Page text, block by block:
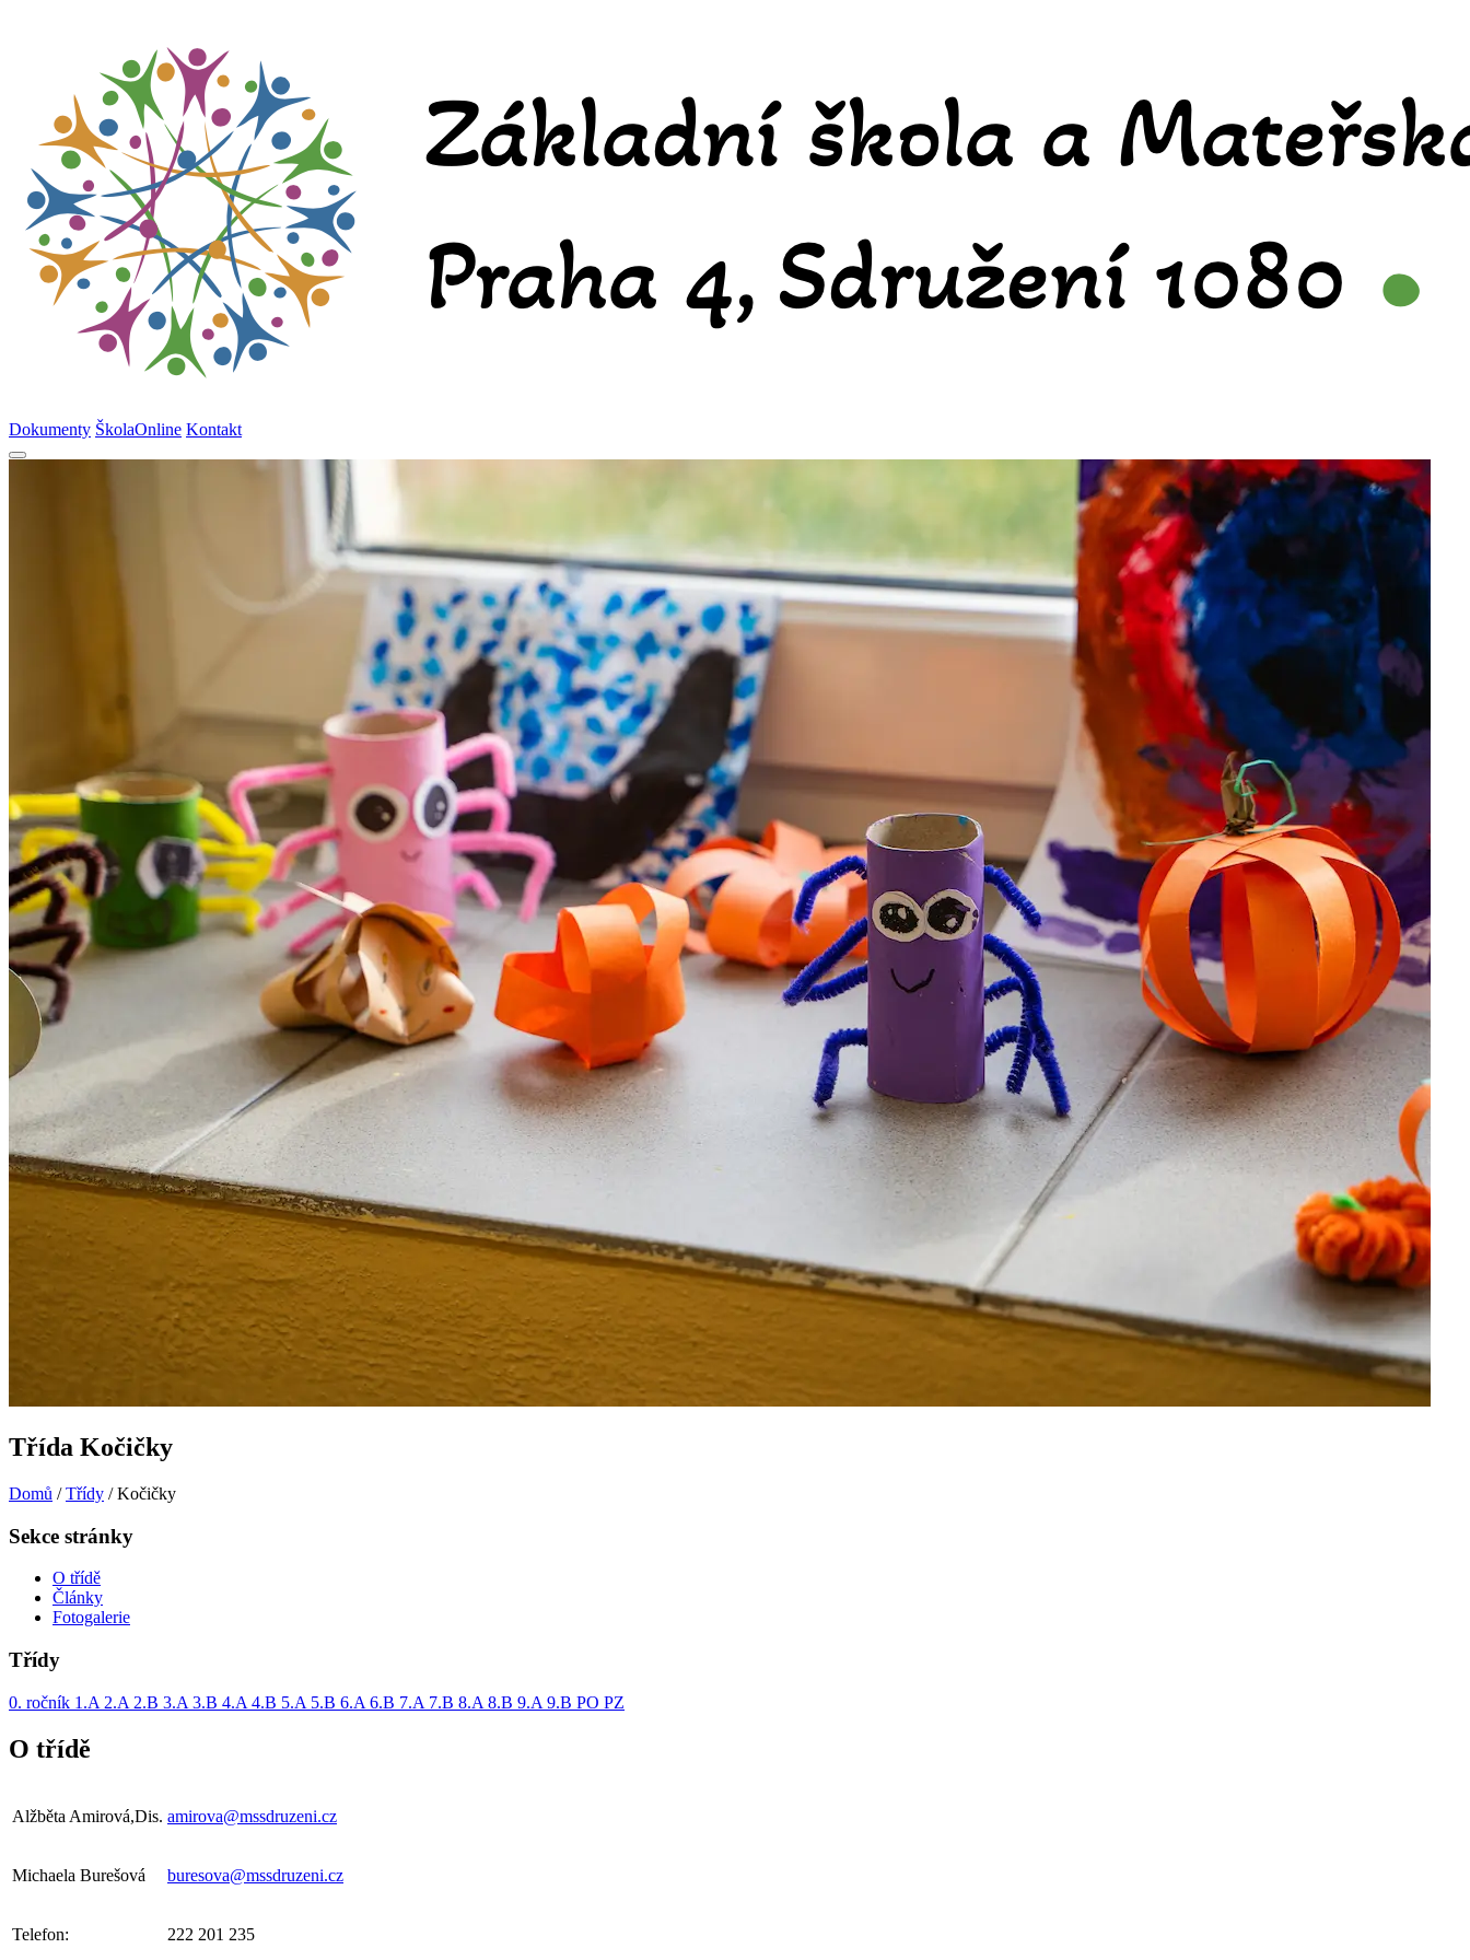
Dokumenty ŠkolaOnline Kontakt
Třída Kočičky
Domů / Třídy / Kočičky
Sekce stránky
O třídě
Články
Fotogalerie
Třídy
0. ročník 1.A 2.A 2.B 3.A 3.B 4.A 4.B 5.A 5.B 6.A 6.B 7.A 7.B 8.A 8.B 9.A 9.B PO PZ
O třídě
Alžběta Amirová,Dis. amirova@mssdruzeni.cz
Michaela Burešová buresova@mssdruzeni.cz
Telefon: 222 201 235